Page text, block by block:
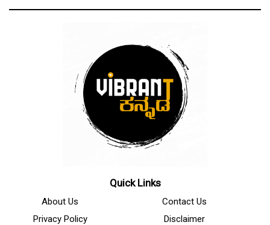
Quick Links
About Us
Contact Us
Privacy Policy
Disclaimer